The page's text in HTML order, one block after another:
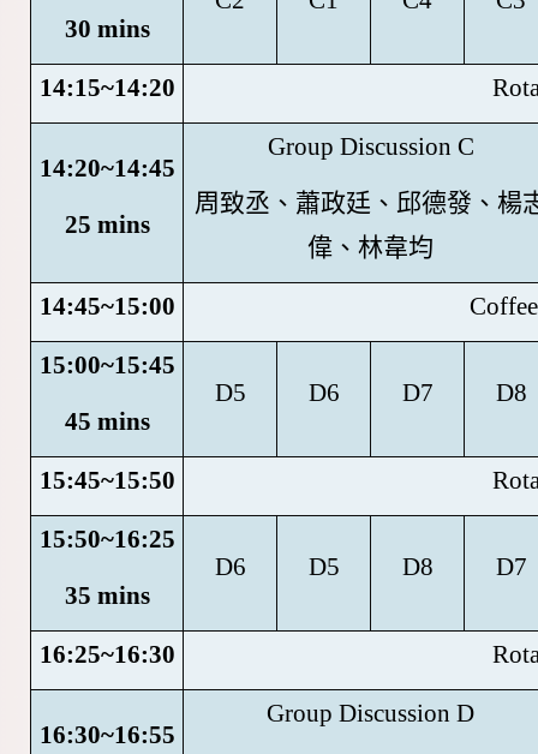
30 mins
14:15~14:20
14:20~14:45
25 mins
Group Discussion C
周致丞、蕭政廷、邱德發、楊
偉、林韋均
14:45~15:00
15:00~15:45
45 mins
D5 D6 D7 D8
15:45~15:50
15:50~16:25
35 mins
D6 D5 D8 D7
16:25~16:30
16:30~16:55
Group Discussion D